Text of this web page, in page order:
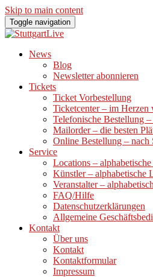
Skip to main content
Toggle navigation
News
Blog
Newsletter abonnieren
Tickets
Ticket Vorbestellung
Ticketcenter – im Herzen
Telefonische Bestellung
Mailorder – die besten
Online Bestellung – nach
Service
Locations –
Künstler – alphabetische
Veranstalter –
FAQ/Hilfe
Datenschutzerklärungen
Allgemeine
Kontakt
Über uns
Kontakt
Kontaktformular
Impressum